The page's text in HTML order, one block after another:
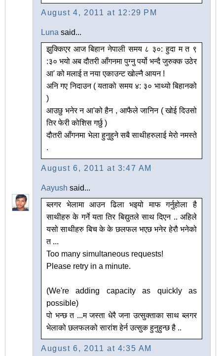
August 4, 2011 at 12:29 PM
Luna said...
झुक्किएर आज बिहान नेपाली समय ८ ३०: हुदा म त ९
:३० भयो अब दौतरी आँगनमा पुग्नु पर्यो भन्दै जुरुक्क उठेर
आ' को मलाई त नया एकाउन्ट खोल्नै आयन !
अनि गए निदाउन ( यताको समय ४: ३० भाथ्यो बिहानको
)
आउछु भनेर न आ'को हैन , आफैले जानिन ( खोई दिउसो
तिर फेरी कोशिस गर्छु )
दौतरी आँगनमा भेला हुनुहुने सबै साथीहरुलाई मेरो नमस्ते
.
August 6, 2011 at 3:47 AM
Aayush said...
ब्लगर भेलामा आउन ढिला भइयो माफ गर्नुहोला है
साथीहरु के गर्ने यता तिर बिद्युतले साथ दिएन .. अहिले
यसो साथीहरु बिच के के छलफल भएछ भनेर हेरौ भनेको
त ...
Too many simultaneous requests!
Please retry in a minute.
(We're adding capacity as quickly as
possible)
पो भन्छ त ...म जस्ता धेरै जना उत्सुक्ताका साथ ब्लगर
भेलाको छलफलको सारांश हेर्न उत्सुक हुनुहुन्छ है ..
August 6, 2011 at 4:35 AM